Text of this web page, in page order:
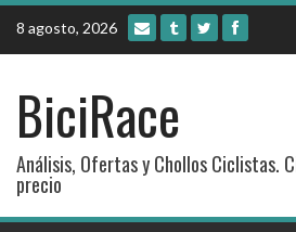
Skip
content
8 agosto, 2026
BiciRace
Análisis, Ofertas y Chollos Ciclistas.
precio